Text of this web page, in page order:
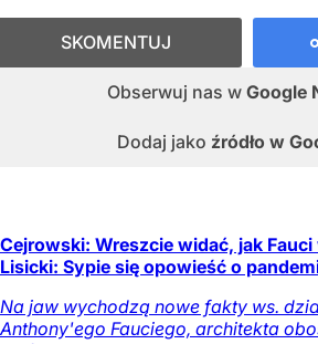
Obserwuj nas w Google
Dodaj jako źródło w
SKOMENTUJ
Cejrowski: Wreszcie widać, jak Fauci
Lisicki: Sypie się opowieść o
Na jaw wychodzą nowe fakty ws.
Anthony'ego Fauciego, architekta